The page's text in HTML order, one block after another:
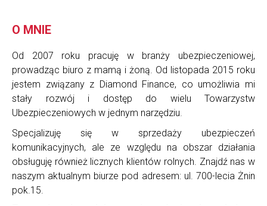
O MNIE
Od 2007 roku pracuję w branży ubezpieczeniowej,
prowadząc biuro z mamą i żoną. Od listopada 2015 roku
jestem związany z Diamond Finance, co umożliwia mi
stały rozwój i dostęp do wielu Towarzystw
Ubezpieczeniowych w jednym narzędziu.
Specjalizuję się w sprzedaży ubezpieczeń
komunikacyjnych, ale ze względu na obszar działania
obsługuję również licznych klientów rolnych. Znajdź nas w
naszym aktualnym biurze pod adresem: ul. 700-lecia Żnin
pok.15.